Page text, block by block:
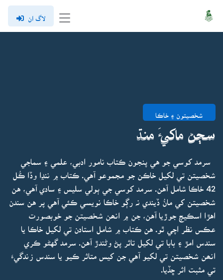
لاگ ان
شخصيتون ۽ خاڪا
سڄڻ ماکيءَ منڌ
سرمد کوسي جو هي پنجون ڪتاب نامور ادبي، علمي ۽ سماجي
شخصيتن تي لکيل خاڪن جو مجموعو آهي. ڪتاب ۾ ننڍا وڏا ڪُل
42 خاڪا شامل آهن. سرمد کوسي جي ٻولي سليس ۽ سادي آهي، هن
شخصيتن کي مانُ ڏيندي نہ رڳو خاڪا نويسي ڪئي آهي پر هن سندن
اهڙا اسڪيچ جوڙيا آهن، جن ۾ انھن شخصيتن جو خوبصورت
عڪس نظر اچي ٿو. هن ڪتاب ۾ شامل استادن تي لکيل خاڪا يا
سندس امڙ ۽ بابا تي لکيل تاثر پڻ وڻندڙ آهن. سرمد گهڻو ڪري
انھن شخصيتن تي لکيو آهي جن کيس متاثر ڪيو يا سندس زندگيءَ
تي مثبت اثر ڇڏيا.